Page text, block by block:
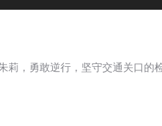
，勇敢逆行，坚守交通关口的